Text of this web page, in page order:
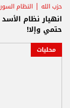
حزب الله النظام
انهيار نظام
حتمي وإلا!
محليات